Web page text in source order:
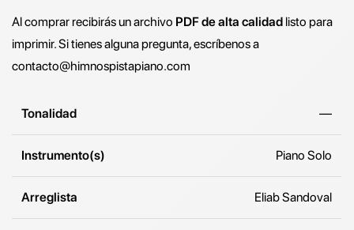
Al comprar recibirás un archivo PDF de alta calidad listo para
imprimir. Si tienes alguna pregunta, escríbenos a
contacto@himnospistapiano.com
Tonalidad —
Instrumento(s) Piano Solo
Arreglista Eliab Sandoval